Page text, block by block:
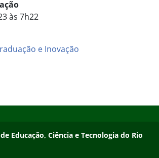
às 7h22
e Inovação
Educação, Ciência e Tecnologia do Rio